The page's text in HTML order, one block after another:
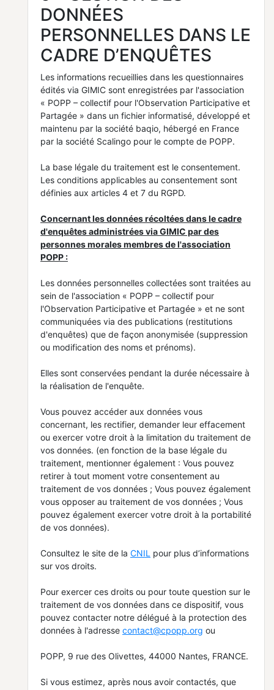
DONNÉES
PERSONNELLES DANS LE
CADRE D’ENQUÊTES
Les informations recueillies dans les questionnaires
édités via GIMIC sont enregistrées par l'association
« POPP – collectif pour l'Observation Participative et
Partagée » dans un fichier informatisé, développé et
maintenu par la société baqio, hébergé en France
par la société Scalingo pour le compte de POPP.
La base légale du traitement est le consentement.
Les conditions applicables au consentement sont
définies aux articles 4 et 7 du RGPD.
Concernant les données récoltées dans le cadre
d'enquêtes administrées via GIMIC par des
personnes morales membres de l'association
POPP :
Les données personnelles collectées sont traitées au
sein de l'association « POPP – collectif pour
l'Observation Participative et Partagée » et ne sont
communiquées via des publications (restitutions
d'enquêtes) que de façon anonymisée (suppression
ou modification des noms et prénoms).
Elles sont conservées pendant la durée nécessaire à
la réalisation de l'enquête.
Vous pouvez accéder aux données vous
concernant, les rectifier, demander leur effacement
ou exercer votre droit à la limitation du traitement de
vos données. (en fonction de la base légale du
traitement, mentionner également : Vous pouvez
retirer à tout moment votre consentement au
traitement de vos données ; Vous pouvez également
vous opposer au traitement de vos données ; Vous
pouvez également exercer votre droit à la portabilité
de vos données).
Consultez le site de la CNIL pour plus d’informations
sur vos droits.
Pour exercer ces droits ou pour toute question sur le
traitement de vos données dans ce dispositif, vous
pouvez contacter notre délégué à la protection des
données à l'adresse contact@cpopp.org ou
POPP, 9 rue des Olivettes, 44000 Nantes, FRANCE.
Si vous estimez, après nous avoir contactés, que